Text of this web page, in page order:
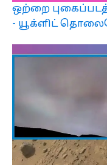
ஒற்றை
- யூக்ளிட்